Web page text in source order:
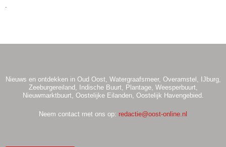
.
Nieuws en ontdekken in Oud Oost, Watergraafsmeer, Overamstel, IJburg,
Zeeburgereiland, Indische Buurt, Plantage, Weesperbuurt,
Nieuwmarktbuurt, Oostelijke Eilanden, Oostelijk Havengebied.
Neem contact met ons op: redactie@oost-online.nl